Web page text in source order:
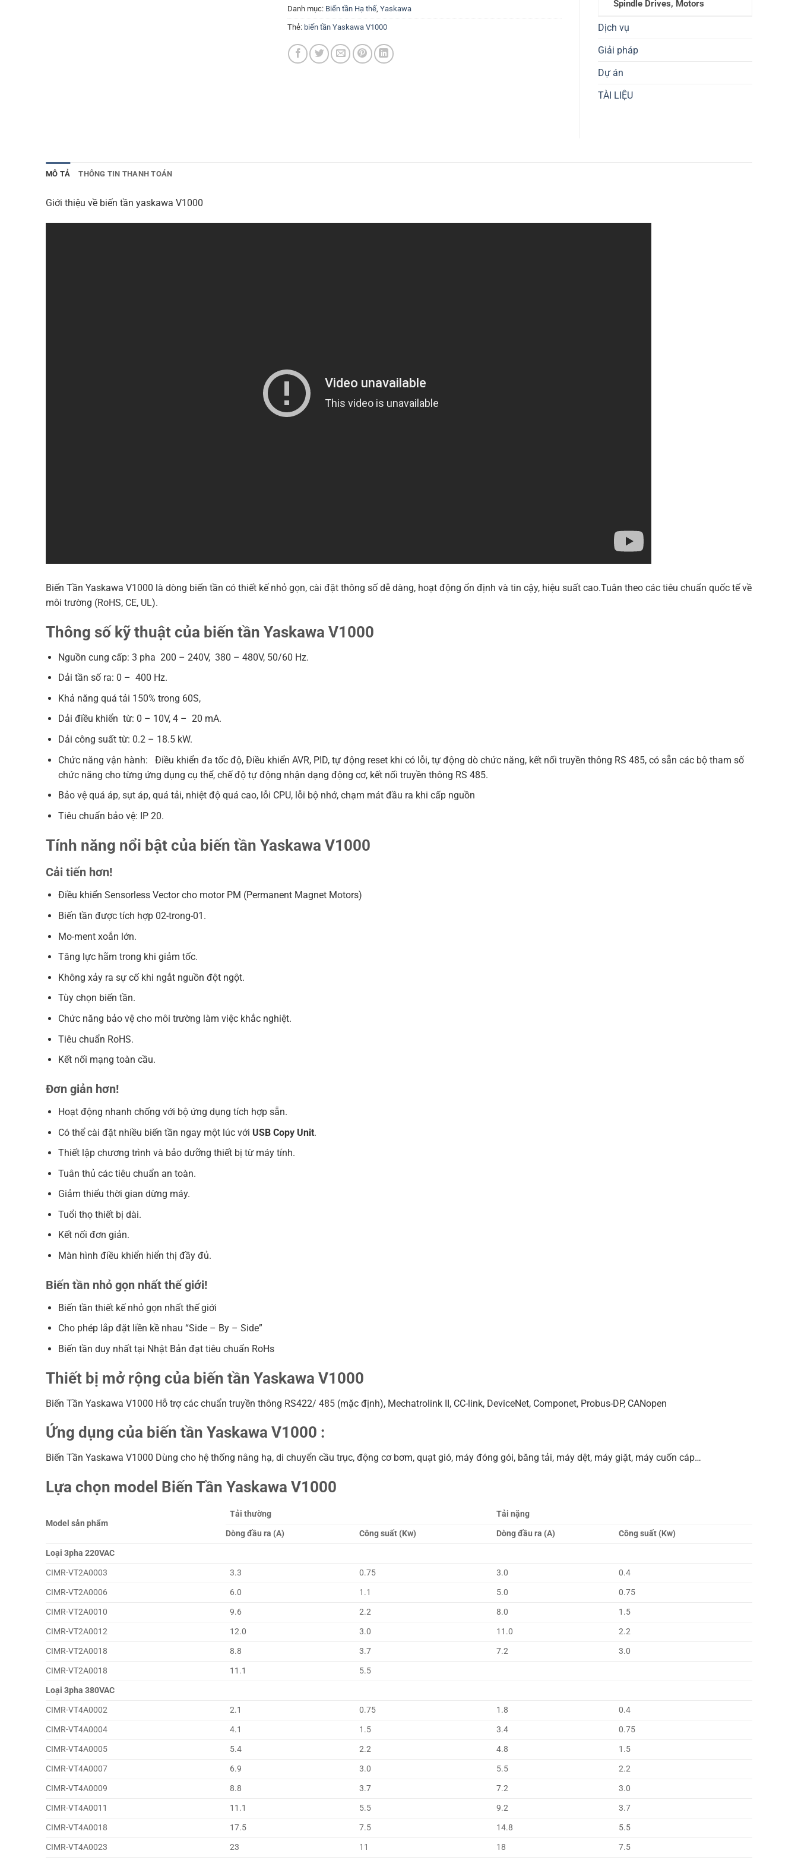
Danh mục: Biến tần Hạ thế, Yaskawa
Thẻ: biến tần Yaskawa V1000
Spindle Drives, Motors
Dịch vụ
Giải pháp
Dự án
TÀI LIỆU
MÔ TẢ THÔNG TIN THANH TOÁN
Giới thiệu về biến tần yaskawa V1000
Biến Tần Yaskawa V1000 là dòng biến tần có thiết kế nhỏ gọn, cài đặt thông số dễ dàng, hoạt động ổn định và tin cậy, hiệu suất cao.Tuân theo các tiêu chuẩn quốc tế về
môi trường (RoHS, CE, UL).
Thông số kỹ thuật của biến tần Yaskawa V1000
Nguồn cung cấp: 3 pha 200 – 240V, 380 – 480V, 50/60 Hz.
Dải tần số ra: 0 – 400 Hz.
Khả năng quá tải 150% trong 60S,
Dải điều khiển từ: 0 – 10V, 4 – 20 mA.
Dải công suất từ: 0.2 – 18.5 kW.
Chức năng vận hành: Điều khiển đa tốc độ, Điều khiển AVR, PID, tự động reset khi có lỗi, tự động dò chức năng, kết nối truyền thông RS 485, có sẵn các bộ tham số
chức năng cho từng ứng dụng cụ thể, chế độ tự động nhận dạng động cơ, kết nối truyền thông RS 485.
Bảo vệ quá áp, sụt áp, quá tải, nhiệt độ quá cao, lỗi CPU, lỗi bộ nhớ, chạm mát đầu ra khi cấp nguồn
Tiêu chuẩn bảo vệ: IP 20.
Tính năng nổi bật của biến tần Yaskawa V1000
Cải tiến hơn!
Điều khiển Sensorless Vector cho motor PM (Permanent Magnet Motors)
Biến tần được tích hợp 02-trong-01.
Mo-ment xoắn lớn.
Tăng lực hãm trong khi giảm tốc.
Không xảy ra sự cố khi ngắt nguồn đột ngột.
Tùy chọn biến tần.
Chức năng bảo vệ cho môi trường làm việc khắc nghiệt.
Tiêu chuẩn RoHS.
Kết nối mạng toàn cầu.
Đơn giản hơn!
Hoạt động nhanh chống với bộ ứng dụng tích hợp sẵn.
Có thể cài đặt nhiều biến tần ngay một lúc với USB Copy Unit.
Thiết lập chương trình và bảo dưỡng thiết bị từ máy tính.
Tuân thủ các tiêu chuẩn an toàn.
Giảm thiểu thời gian dừng máy.
Tuổi thọ thiết bị dài.
Kết nối đơn giản.
Màn hình điều khiển hiển thị đầy đủ.
Biến tần nhỏ gọn nhất thế giới!
Biến tần thiết kế nhỏ gọn nhất thế giới
Cho phép lắp đặt liền kề nhau “Side – By – Side”
Biến tần duy nhất tại Nhật Bản đạt tiêu chuẩn RoHs
Thiết bị mở rộng của biến tần Yaskawa V1000
Biến Tần Yaskawa V1000 Hỗ trợ các chuẩn truyền thông RS422/ 485 (mặc định), Mechatrolink II, CC-link, DeviceNet, Componet, Probus-DP, CANopen
Ứng dụng của biến tần Yaskawa V1000 :
Biến Tần Yaskawa V1000 Dùng cho hệ thống nâng hạ, di chuyển cầu trục, động cơ bơm, quạt gió, máy đóng gói, băng tải, máy dệt, máy giặt, máy cuốn cáp…
Lựa chọn model Biến Tần Yaskawa V1000
Model sản phẩm
Tải thường
Tải nặng
Dòng đầu ra (A)
Công suất (Kw) Dòng đầu ra (A)
Công suất (Kw)
Loại 3pha 220VAC
CIMR-VT2A0003
3.3 0.75 3.0
0.4
CIMR-VT2A0006
6.0 1.1 5.0
0.75
CIMR-VT2A0010
9.6 2.2 8.0
1.5
CIMR-VT2A0012
12.0 3.0 11.0
2.2
CIMR-VT2A0018
8.8 3.7 7.2
3.0
CIMR-VT2A0018
11.1
5.5
Loại 3pha 380VAC
CIMR-VT4A0002
2.1 0.75 1.8
0.4
CIMR-VT4A0004
4.1 1.5 3.4
0.75
CIMR-VT4A0005
5.4 2.2 4.8
1.5
CIMR-VT4A0007
6.9 3.0 5.5
2.2
CIMR-VT4A0009
8.8 3.7 7.2
3.0
CIMR-VT4A0011
11.1 5.5 9.2
3.7
CIMR-VT4A0018
17.5 7.5 14.8
5.5
CIMR-VT4A0023
23 11 18
7.5